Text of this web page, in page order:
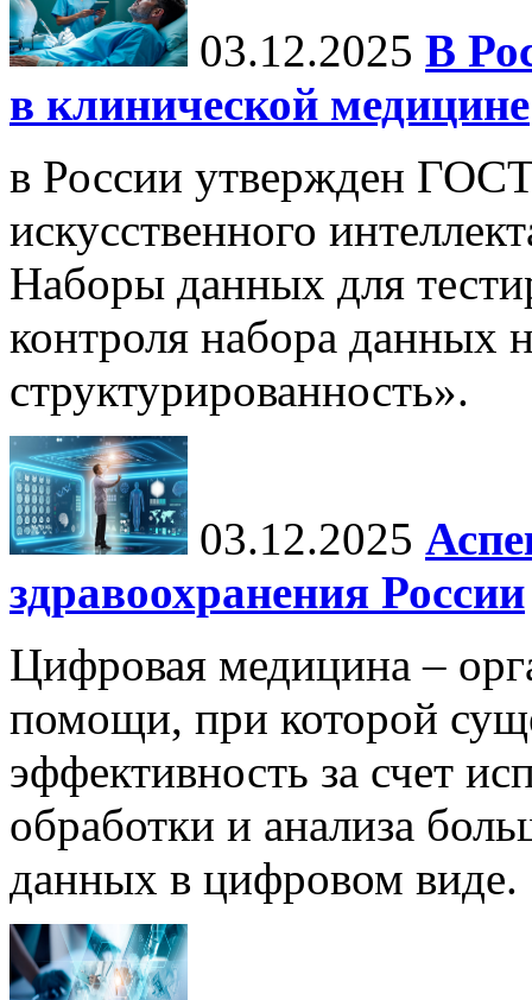
03.12.2025 В
в клинической медицине
в России утвержден
искусственного
Наборы данных для
контроля набора данных
структурированность».
03.12.2025
здравоохранения России
Цифровая медицина –
помощи, при которой
эффективность за счет
обработки и анализа
данных в цифровом виде.